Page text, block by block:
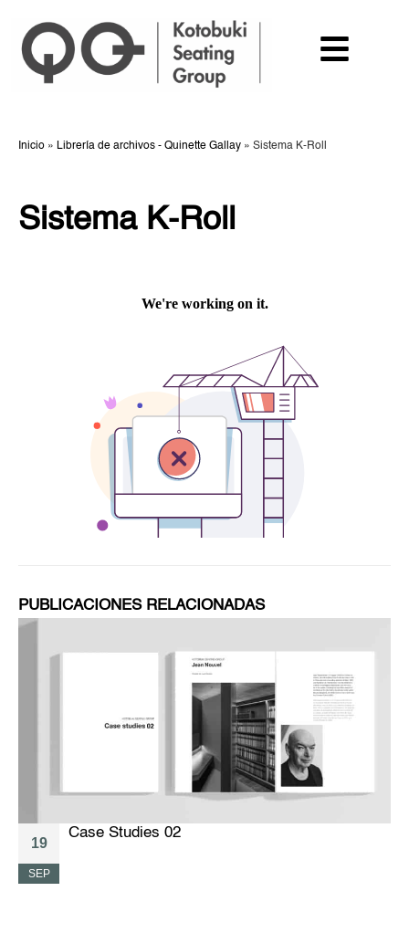
Inicio » Librería de archivos - Quinette Gallay » Sistema K-Roll
Sistema K-Roll
PUBLICACIONES RELACIONADAS
19
SEP
Case Studies 02